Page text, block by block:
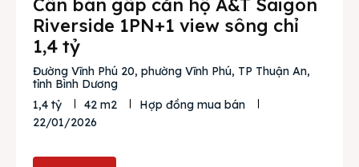
Search
Cần bán gấp căn hộ A&T Saigon
Riverside 1PN+1 view sông chỉ
1,4 tỷ
Đường Vĩnh Phú 20, phường Vĩnh Phú, TP Thuận An,
tỉnh Bình Dương
1,4 tỷ
42 m2
Hợp đồng mua bán
22/01/2026